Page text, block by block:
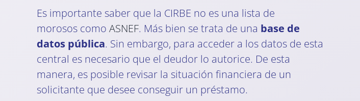
Es importante saber que la CIRBE no es una lista de
morosos como ASNEF. Más bien se trata de una base de
datos pública. Sin embargo, para acceder a los datos de esta
central es necesario que el deudor lo autorice. De esta
manera, es posible revisar la situación financiera de un
solicitante que desee conseguir un préstamo.